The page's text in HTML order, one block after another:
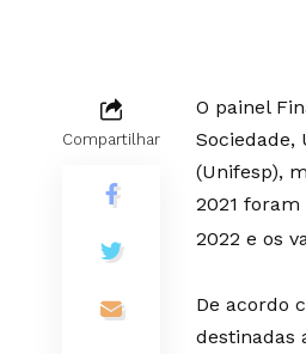
Compartilhar
O painel
Sociedade,
(Unifesp),
2021
2022 e os
De acordo
destinadas